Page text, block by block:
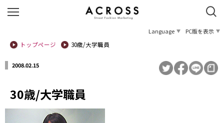
Language
PC版を表示
トップページ
30歳/大学職員
2008.02.15
30歳/大学職員